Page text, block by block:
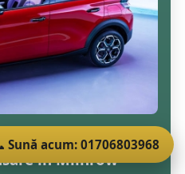
vtr 16v
în Milnrow
Sună acum: 01706803968